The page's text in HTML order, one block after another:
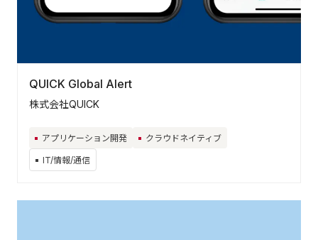
QUICK Global Alert
株式会社QUICK
アプリケーション開発 クラウドネイティブ
IT/情報/通信